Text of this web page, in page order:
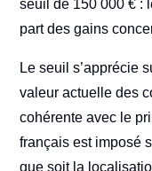
seuil de 150 000 € :
part des gains
Le seuil s’apprécie
valeur actuelle des
cohérente avec le
français est imposé
que soit la